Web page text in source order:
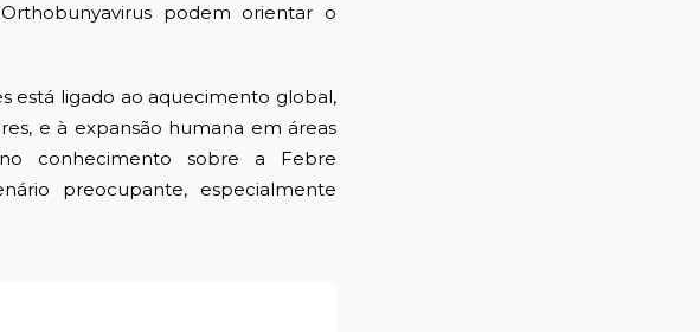
podem orientar o
ligado ao aquecimento global,
e à expansão humana em áreas
conhecimento sobre a Febre
preocupante, especialmente